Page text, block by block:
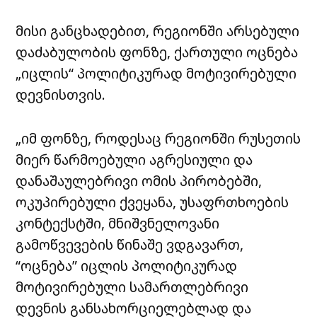
მისი განცხადებით, რეგიონში არსებული
დაძაბულობის ფონზე, ქართული ოცნება
„იცლის“ პოლიტიკურად მოტივირებული
დევნისთვის.
„იმ ფონზე, როდესაც რეგიონში რუსეთის
მიერ წარმოებული აგრესიული და
დანაშაულებრივი ომის პირობებში,
ოკუპირებული ქვეყანა, უსაფრთხოების
კონტექსტში, მნიშვნელოვანი
გამოწვევების წინაშე ვდგავართ,
“ოცნება” იცლის პოლიტიკურად
მოტივირებული სამართლებრივი
დევნის განსახორციელებლად და